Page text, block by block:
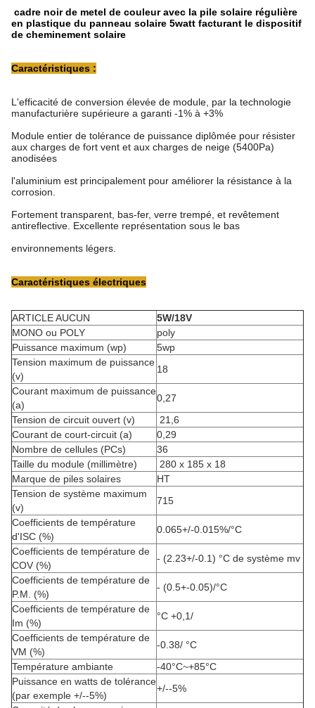
cadre noir de metel de couleur avec la pile solaire régulière
en plastique du panneau solaire 5watt facturant le dispositif
de cheminement solaire
Caractéristiques :
L'efficacité de conversion élevée de module, par la technologie
manufacturière supérieure a garanti -1% à +3%
Module entier de tolérance de puissance diplômée pour résister
aux charges de fort vent et aux charges de neige (5400Pa)
anodisées
l'aluminium est principalement pour améliorer la résistance à la
corrosion.
Fortement transparent, bas-fer, verre trempé, et revêtement
antireflective. Excellente représentation sous le bas
environnements légers.
Caractéristiques électriques
ARTICLE AUCUN
5W/18V
MONO ou POLY
poly
Puissance maximum (wp)
5wp
Tension maximum de puissance
(v)
18
Courant maximum de puissance
(a)
0,27
Tension de circuit ouvert (v)
21,6
Courant de court-circuit (a)
0,29
Nombre de cellules (PCs)
36
Taille du module (millimètre)
280 x 185 x 18
Marque de piles solaires
HT
Tension de système maximum
(v)
715
Coefficients de température
d'ISC (%)
0.065+/-0.015%/°C
Coefficients de température de
COV (%)
- (2.23+/-0.1) °C de système mv
Coefficients de température de
P.M. (%)
- (0.5+-0.05)/°C
Coefficients de température de
Im (%)
°C +0,1/
Coefficients de température de
VM (%)
-0.38/ °C
Température ambiante
-40°C~+85°C
Puissance en watts de tolérance
(par exemple +/--5%)
+/--5%